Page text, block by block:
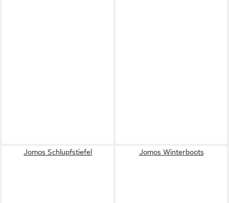
Jomos Schlupfstiefel Jomos Winterboots